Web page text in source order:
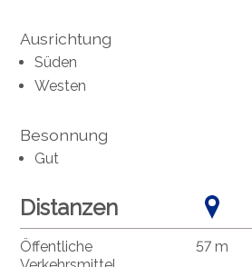
Ausrichtung
Süden
Westen
Besonnung
Gut
Distanzen
Öffentliche
57 m